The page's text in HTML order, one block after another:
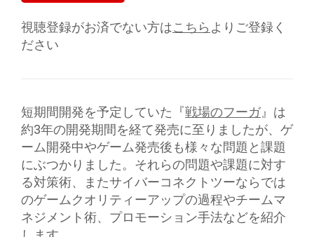
視聴登録がお済でない方はこちら よりご登録く
ださい
短期間開発を予定していた『戦場のフーガ 』は
約3年の開発期間を経て発売に至りましたが、ゲ
ーム開発中やゲーム発売後も様々な問題と課題
にぶつかりました。それらの問題や課題に対す
る対策術、またサイバーコネクトツーならでは
のゲームクオリティーアップの過程やチームマ
ネジメント術、プロモーション手法などを紹介